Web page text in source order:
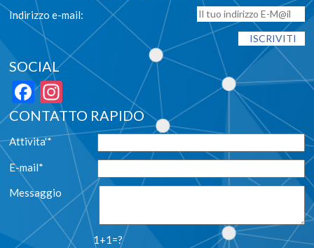
Indirizzo e-mail:
SOCIAL
Facebook
Instagram
CONTATTO RAPIDO
Attivita'*
E-mail*
Messaggio
1+1=?